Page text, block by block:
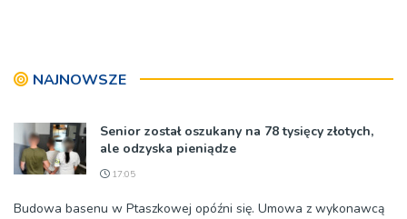
NAJNOWSZE
Senior został oszukany na 78 tysięcy złotych,
ale odzyska pieniądze
17:05
Budowa basenu w Ptaszkowej opóźni się. Umowa z wykonawcą